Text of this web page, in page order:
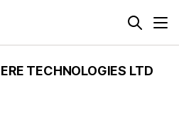
TECHNOLOGIES LTD